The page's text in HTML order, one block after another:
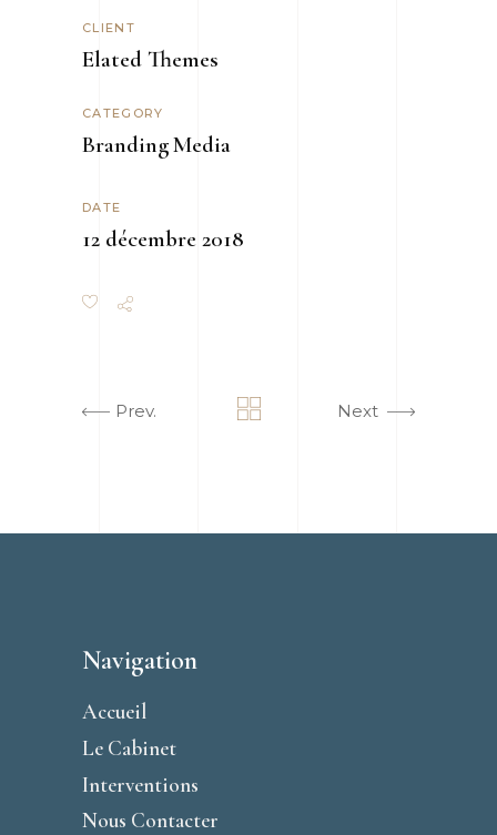
CLIENT
Elated Themes
CATEGORY
BrandingMedia
DATE
12 décembre 2018
Prev. Next
Navigation
Accueil
Le Cabinet
Interventions
Nous Contacter